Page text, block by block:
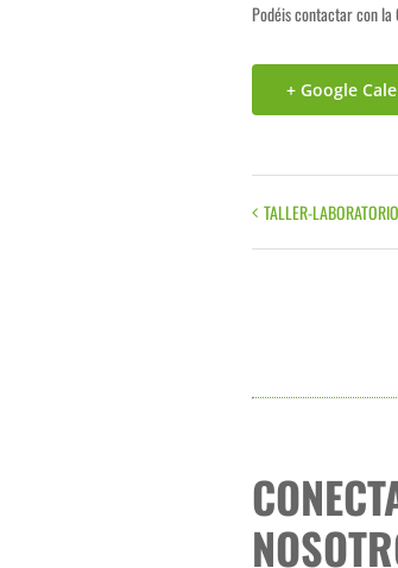
Podéis contactar con
+ Google
Evento
Navegación
TALLER-